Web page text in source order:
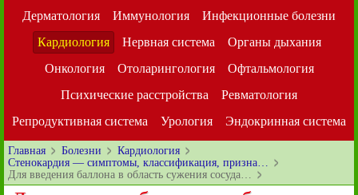
Дерматология
Иммунология
Инфекционные болезни
Кардиология
Нервная система
Органы дыхания
Онкология
Отоларингология
Офтальмология
Психические расстройства
Ревматология
Репродуктивная система
Урология Эндокринная система
Главная Болезни
Кардиология
Стенокардия — симптомы, классификация, призна…
Для введения баллона в область сужения сосуда…